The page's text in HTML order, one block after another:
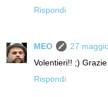
Rispondi
MEO
27
Volentieri!! ;)
Rispondi